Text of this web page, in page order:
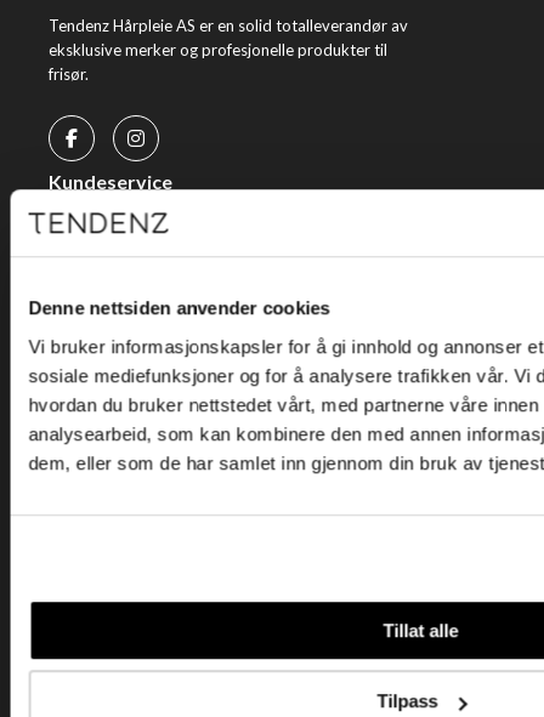
Denne nettsiden anvender cookies
Vi bruker informasjonskapsler for å gi innhold og annonser
sosiale mediefunksjoner og for å analysere trafikken vår. Vi
hvordan du bruker nettstedet vårt, med partnerne våre
analysearbeid, som kan kombinere den med annen
dem, eller som de har samlet inn gjennom din bruk av
Tillat alle
Tilpass
Tendenz Hårpleie AS er en solid totalleverandør av
eksklusive merker og profesjonelle produkter til
frisør.
Kundeservice
Kjøpsvilkår
Personvern
Holtegata 26, 0355 Oslo
Telefon: +47 22 92 50 00
E-post: kundeservice@tendenz.net
Nyttige lenker
Datablad
Om oss